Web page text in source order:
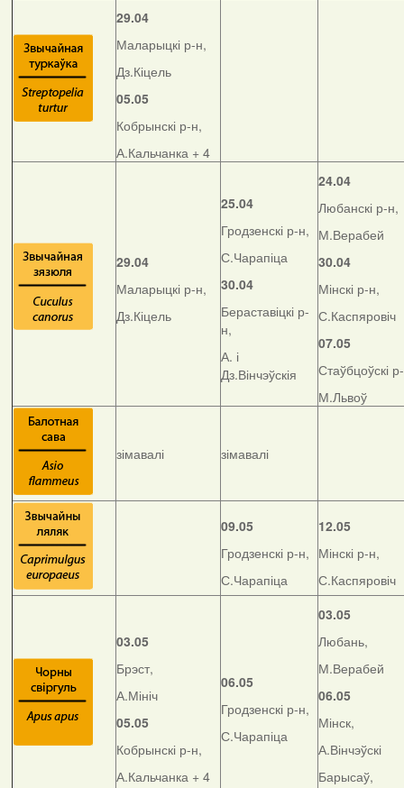
29.04
Маларыцкі р-н,
Дз.Кіцель
05.05
Кобрынскі р-н,
А.Кальчанка + 4
29.04
Маларыцкі р-н,
Дз.Кіцель
25.04
Гродзенскі р-н,
С.Чарапіца
30.04
Бераставіцкі р-
н,
А. і
Дз.Вінчэўскія
24.04
Любанскі р-н,
М.Верабей
30.04
Мінскі р-н,
С.Каспяровіч
07.05
Стаўбцоўскі
М.Львоў
зімавалі зімавалі
09.05
Гродзенскі р-н,
С.Чарапіца
12.05
Мінскі р-н,
С.Каспяровіч
03.05
Брэст,
А.Мініч
05.05
Кобрынскі р-н,
А.Кальчанка + 4
06.05
Гродзенскі р-н,
С.Чарапіца
03.05
Любань,
М.Верабей
06.05
Мінск,
А.Вінчэўскі
Барысаў,